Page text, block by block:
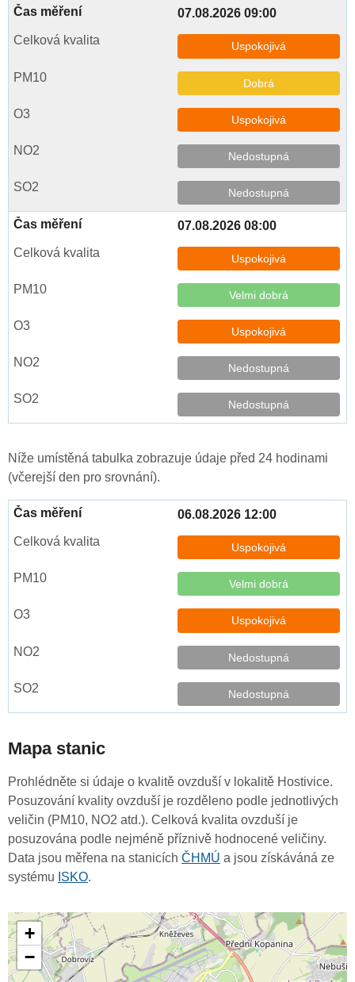
07.08.2026 09:00
Uspokojivá
Dobrá
Uspokojivá
Nedostupná
Nedostupná
07.08.2026 08:00
Uspokojivá
Velmi dobrá
Uspokojivá
Nedostupná
Nedostupná
Níže umístěná tabulka zobrazuje údaje před 24 hodinami
(včerejší den pro srovnání).
06.08.2026 12:00
Uspokojivá
Velmi dobrá
Uspokojivá
Nedostupná
Nedostupná
Mapa stanic
Prohlédněte si údaje o kvalitě ovzduší v lokalitě Hostivice.
Posuzování kvality ovzduší je rozděleno podle jednotlivých
veličin (PM10, NO2 atd.). Celková kvalita ovzduší je
posuzována podle nejméně příznivě hodnocené veličiny.
Data jsou měřena na stanicích ČHMÚ a jsou získáváná ze
systému ISKO.
+
−